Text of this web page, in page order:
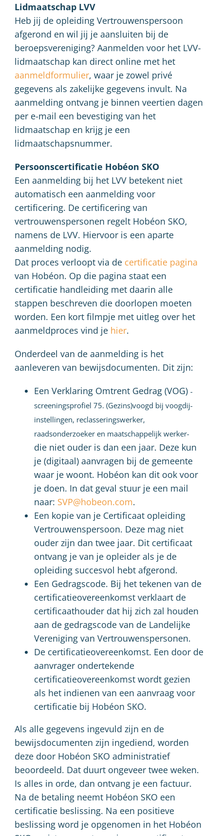
Lidmaatschap LVV
Heb jij de opleiding Vertrouwenspersoon
afgerond en wil jij je aansluiten bij de
beroepsvereniging? Aanmelden voor het LVV-
lidmaatschap kan direct online met het
aanmeldformulier, waar je zowel privé
gegevens als zakelijke gegevens invult. Na
aanmelding ontvang je binnen veertien dagen
per e-mail een bevestiging van het
lidmaatschap en krijg je een
lidmaatschapsnummer.
Persoonscertificatie Hobéon SKO
Een aanmelding bij het LVV betekent niet
automatisch een aanmelding voor
certificering. De certificering van
vertrouwenspersonen regelt Hobéon SKO,
namens de LVV. Hiervoor is een aparte
aanmelding nodig.
Dat proces verloopt via de certificatie pagina
van Hobéon. Op die pagina staat een
certificatie handleiding met daarin alle
stappen beschreven die doorlopen moeten
worden. Een kort filmpje met uitleg over het
aanmeldproces vind je hier.
Onderdeel van de aanmelding is het
aanleveren van bewijsdocumenten. Dit zijn:
Een Verklaring Omtrent Gedrag (VOG) -
screeningsprofiel 75. (Gezins)voogd bij voogdij-
instellingen, reclasseringswerker,
raadsonderzoeker en maatschappelijk werker-
die niet ouder is dan een jaar. Deze kun
je (digitaal) aanvragen bij de gemeente
waar je woont. Hobéon kan dit ook voor
je doen. In dat geval stuur je een mail
naar: SVP@hobeon.com.
Een kopie van je Certificaat opleiding
Vertrouwenspersoon. Deze mag niet
ouder zijn dan twee jaar. Dit certificaat
ontvang je van je opleider als je de
opleiding succesvol hebt afgerond.
Een Gedragscode. Bij het tekenen van de
certificatieovereenkomst verklaart de
certificaathouder dat hij zich zal houden
aan de gedragscode van de Landelijke
Vereniging van Vertrouwenspersonen.
De certificatieovereenkomst. Een door de
aanvrager ondertekende
certificatieovereenkomst wordt gezien
als het indienen van een aanvraag voor
certificatie bij Hobéon SKO.
Als alle gegevens ingevuld zijn en de
bewijsdocumenten zijn ingediend, worden
deze door Hobéon SKO administratief
beoordeeld. Dat duurt ongeveer twee weken.
Is alles in orde, dan ontvang je een factuur.
Na de betaling neemt Hobéon SKO een
certificatie beslissing. Na een positieve
beslissing word je opgenomen in het Hobéon